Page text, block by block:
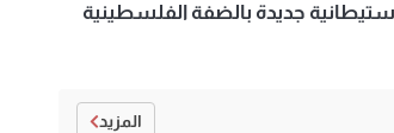
المزيد